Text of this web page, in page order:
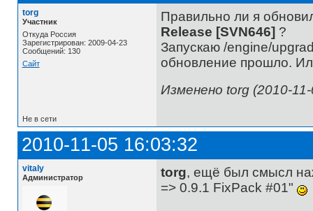
torg
Участник
Откуда Россия
Зарегистрирован: 2009-04-23
Сообщений: 130
Сайт
Правильно ли я
Release [SVN646] ?
Запускаю /engine/
обновление прошло.
Изменено torg (2010-
Не в сети
2010-11-05 16:03:32
vitaly
Администратор torg, ещё был смысл
=> 0.9.1 FixPack #01"